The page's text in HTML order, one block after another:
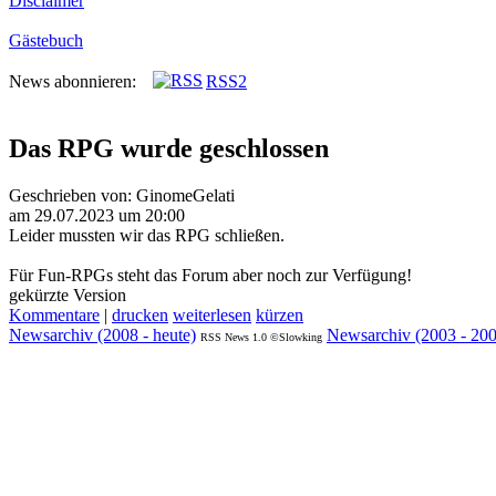
Gästebuch
News abonnieren: RSS2
Das RPG wurde geschlossen
Geschrieben von: GinomeGelati
am 29.07.2023 um 20:00
Leider mussten wir das RPG schließen.
Für Fun-RPGs steht das Forum aber noch zur Verfügung!
gekürzte Version
Kommentare | drucken weiterlesen kürzen
Newsarchiv (2008 - heute) RSS News 1.0 ©Slowking Newsarchiv (2003 -